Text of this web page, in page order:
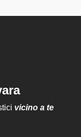
vicino a te